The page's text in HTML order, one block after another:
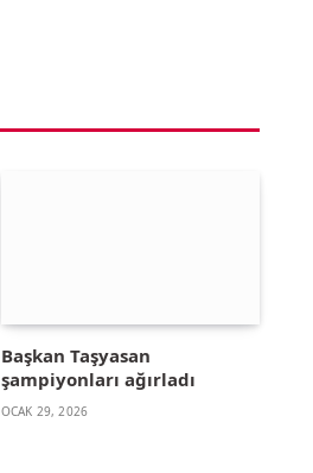
Başkan Taşyasan
şampiyonları ağırladı
OCAK 29, 2026